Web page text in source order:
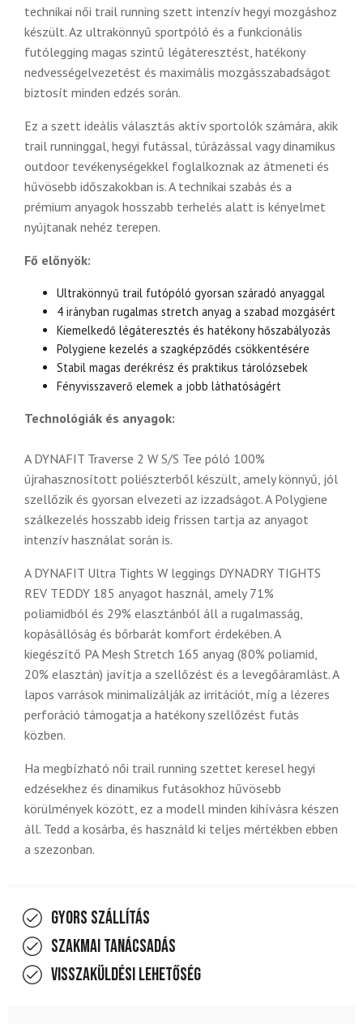
technikai női trail running szett intenzív hegyi mozgáshoz
készült. Az ultrakönnyű sportpóló és a funkcionális
futólegging magas szintű légáteresztést, hatékony
nedvességelvezetést és maximális mozgásszabadságot
biztosít minden edzés során.
Ez a szett ideális választás aktív sportolók számára, akik
trail runninggal, hegyi futással, túrázással vagy dinamikus
outdoor tevékenységekkel foglalkoznak az átmeneti és
hűvösebb időszakokban is. A technikai szabás és a
prémium anyagok hosszabb terhelés alatt is kényelmet
nyújtanak nehéz terepen.
Fő előnyök:
Ultrakönnyű trail futópóló gyorsan száradó anyaggal
4 irányban rugalmas stretch anyag a szabad mozgásért
Kiemelkedő légáteresztés és hatékony hőszabályozás
Polygiene kezelés a szagképződés csökkentésére
Stabil magas derékrész és praktikus tárolózsebek
Fényvisszaverő elemek a jobb láthatóságért
Technológiák és anyagok:
A DYNAFIT Traverse 2 W S/S Tee póló 100%
újrahasznosított poliészterből készült, amely könnyű, jól
szellőzik és gyorsan elvezeti az izzadságot. A Polygiene
szálkezelés hosszabb ideig frissen tartja az anyagot
intenzív használat során is.
A DYNAFIT Ultra Tights W leggings DYNADRY TIGHTS
REV TEDDY 185 anyagot használ, amely 71%
poliamidból és 29% elasztánból áll a rugalmasság,
kopásállóság és bőrbarát komfort érdekében. A
kiegészítő PA Mesh Stretch 165 anyag (80% poliamid,
20% elasztán) javítja a szellőzést és a levegőáramlást. A
lapos varrások minimalizálják az irritációt, míg a lézeres
perforáció támogatja a hatékony szellőzést futás
közben.
Ha megbízható női trail running szettet keresel hegyi
edzésekhez és dinamikus futásokhoz hűvösebb
körülmények között, ez a modell minden kihívásra készen
áll. Tedd a kosárba, és használd ki teljes mértékben ebben
a szezonban.
Gyors szállítás
Szakmai tanácsadás
Visszaküldési lehetőség